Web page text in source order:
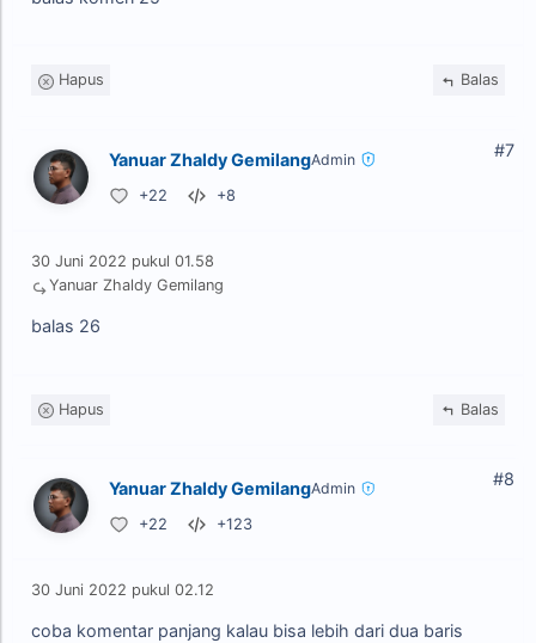
Hapus Balas
Yanuar Zhaldy GemilangAdmin
+22 +8
30 Juni 2022 pukul 01.58
Yanuar Zhaldy Gemilang
balas 26
Hapus Balas
#7
Yanuar Zhaldy GemilangAdmin
+22 +123
30 Juni 2022 pukul 02.12
coba komentar panjang kalau bisa lebih dari dua baris
#8